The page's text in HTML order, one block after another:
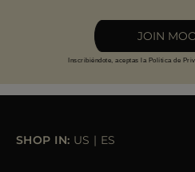
JOIN
Inscribiéndote, aceptas la Política de
SHOP IN: US | ES